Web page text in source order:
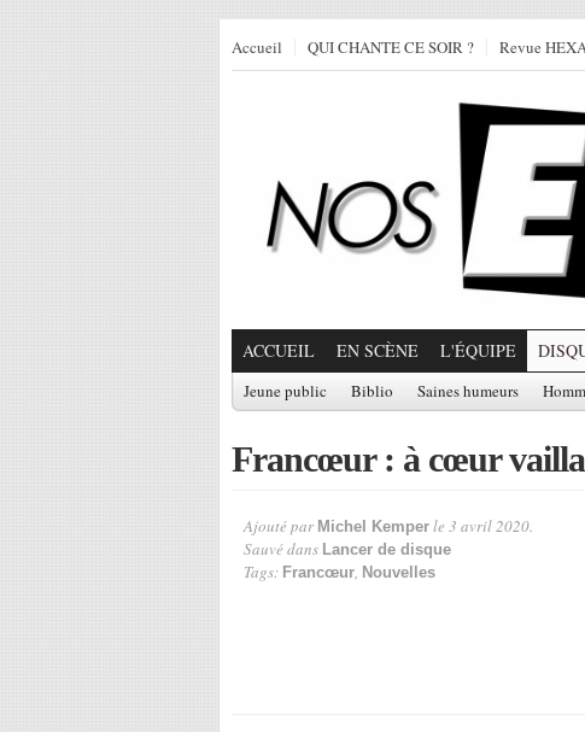
Accueil QUI CHANTE CE SOIR ? Revue
ACCUEIL EN SCÈNE L'ÉQUIPE
Jeune public Biblio Saines humeurs
Francœur : à cœur
Ajouté par Michel Kemper le 3 avril 2020.
Sauvé dans Lancer de disque
Tags: Francœur, Nouvelles